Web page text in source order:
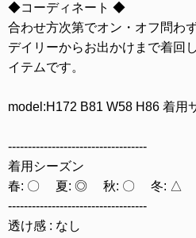
◆コーディネート ◆
合わせ方次第でオン・オフ問わ
デイリーからお出かけまで着回
イテムです。
model:H172 B81 W58 H86 着用
-----------------------------------
着用シーズン
春: 〇 夏: ◎ 秋: 〇 冬: △
-----------------------------------
透け感 : なし